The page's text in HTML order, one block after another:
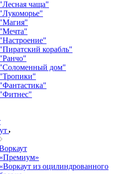
"Лесная чаща"
"Лукоморье"
"Магия"
"Мечта"
"Настроение"
"Пиратский корабль"
"Ранчо"
"Соломенный дом"
"Тропики"
"Фантастика"
"Фитнес"
«Премиум»
«Воркаут из оцилиндрованного